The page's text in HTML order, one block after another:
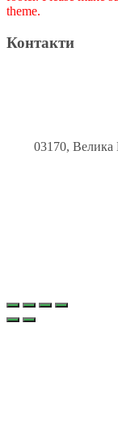
theme.
Контакти
03170,